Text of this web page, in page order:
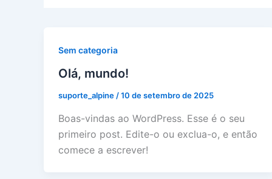
Sem categoria
Olá, mundo!
suporte_alpine /10 de setembro de 2025
Boas-vindas ao WordPress. Esse é o seu
primeiro post. Edite-o ou exclua-o, e então
comece a escrever!